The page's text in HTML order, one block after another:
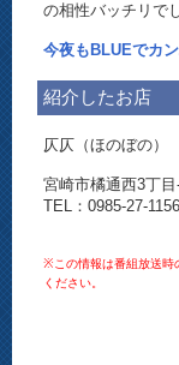
の相性バッチリで
今夜もBLUEでカン
紹介したお店
仄仄（ほのぼの）
宮崎市橘通西3丁
TEL：0985-27-1156
※この情報は番組放送時
ください。